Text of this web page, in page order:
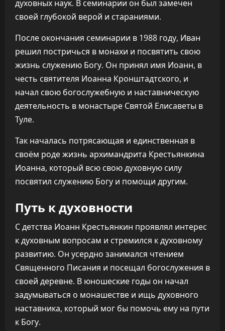
духовных наук. В семинарии он был замечен
своей глубокой верой и стараниями.
После окончания семинарии в 1988 году, Иван
решил постричься в монахи и посвятить свою
жизнь служению Богу. Он принял имя Иоанн, в
честь святителя Иоанна Кронштадтского, и
начал свою богослужебную и наставническую
деятельность в монастыре Святой Елисаветы в
Туле.
Так началась потрясающая и единственная в
своём роде жизнь архимандрита Крестьянкина
Иоанна, который всю свою духовную силу
посвятил служению Богу и помощи другим.
Путь к духовности
С детства Иоанн Крестьянкин проявлял интерес
к духовным вопросам и стремился к духовному
развитию. Он усердно занимался чтением
Священного Писания и посещал богослужения в
своей деревне. В юношеские годы он начал
задумываться о монашестве и ищь духовного
наставника, который мог бы помочь ему на пути
к Богу.